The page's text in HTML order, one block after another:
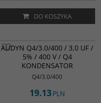
DO KOSZYKA
AUDYN Q4/3.0/400 / 3,0 UF /
5% / 400 V / Q4
KONDENSATOR
Q4/3.0/400
19.13PLN